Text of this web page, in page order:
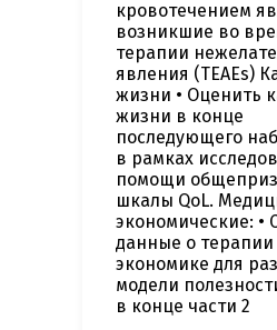
кровотечением
возникшие во
терапии
явления (TEAEs)
жизни • Оценить
жизни в конце
последующего
в рамках
помощи
шкалы QoL.
экономические: •
данные о терапии
экономике для
модели
в конце части 2